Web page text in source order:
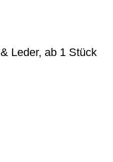
Leder, ab 1 Stück